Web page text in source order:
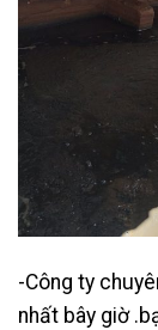
-Công ty
nhất bây giờ